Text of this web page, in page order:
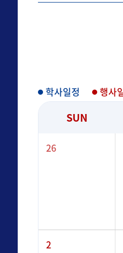
학사일정 행사
SUN
26
2